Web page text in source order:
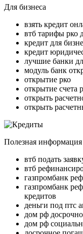
Для бизнеса
взять кредит
втб тарифы рко
кредит для
кредит
лучшие банки
модуль банк
открытие рко
открытие счета
открыть
открыть
Полезная информация
втб подать
втб
газпромбанк
газпромбанк
кредитов
деньги под птс
дом рф
дом рф